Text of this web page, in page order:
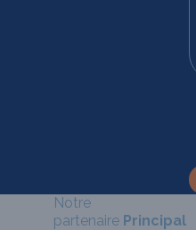
Notre
partenaire Principal